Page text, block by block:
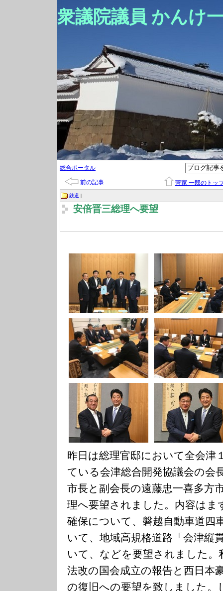
衆議院議員 かんけ
総合ポータル
前の記事 菅家 一郎のトッ
鉄道 |
安倍晋三総理へ要望
昨日は総理官邸において全会津
ている会津総合開発協議会の会
市長と副会長の遠藤忠一喜多方
理へ要望されました。内容はま
確保について、磐越自動車道四
いて、地域高規格道路「会津縦
いて、などを要望されました。
法改の国会成立の報告と西日本
の復旧への要望を致しました。